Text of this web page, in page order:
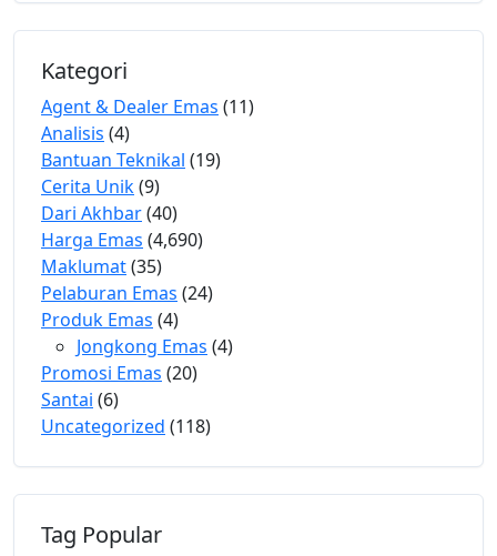
Kategori
Agent & Dealer Emas (11)
Analisis (4)
Bantuan Teknikal (19)
Cerita Unik(9)
Dari Akhbar(40)
Harga Emas (4,690)
Maklumat(35)
Pelaburan Emas (24)
Produk Emas (4)
Jongkong Emas (4)
Promosi Emas (20)
Santai (6)
Uncategorized (118)
Tag Popular